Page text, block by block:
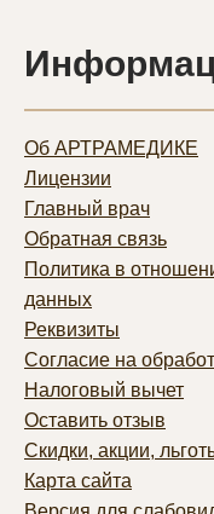
Об АРТРАМЕДИКЕ
Лицензии
Главный врач
Обратная связь
Политика в
данных
Реквизиты
Согласие на
Налоговый вычет
Оставить отзыв
Скидки, акции,
Карта сайта